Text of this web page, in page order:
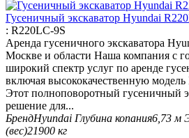
Гусеничный экскаватор Hyundai
: R220LC-9S
Аренда гусеничного экскаватора
Москве и области Наша компания с
широкий спектр услуг по аренде
включая высококачественную
Этот полноповоротный гусеничный
решение для...
БрендHyundai Глубина копания6,73 м
(вес)21900 кг